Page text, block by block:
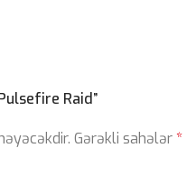
Raid”
Gərəkli sahələr*